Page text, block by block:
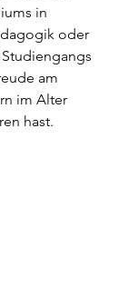
in
oder
am
im Alter
hast.